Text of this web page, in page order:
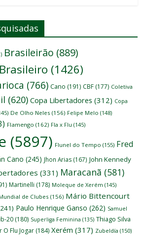
Brasileirão (889)
(1426)
(766) Cano (191) CBF (177) Coletiva
(620) Copa Libertadores (312) Copa
De Olho Neles (156) Felipe Melo (148)
Flamengo (162) Fla x Flu (145)
(5897) Flunel do Tempo (155) Fred
Cano (245) Jhon Arias (167) John Kennedy
(331) Maracanã (581)
Martinelli (178) Moleque de Xerém (145)
de Clubes (156) Mário Bittencourt
Paulo Henrique Ganso (262) Samuel
20 (180) Superliga Feminina (135) Thiago Silva
O Flu Jogar (184) Xerém (317) Zubeldía (150)